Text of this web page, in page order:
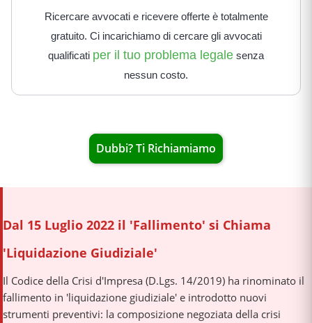
Ricercare avvocati e ricevere offerte è totalmente
gratuito. Ci incarichiamo di cercare gli avvocati
qualificati per il tuo problema legale senza
nessun costo.
Dubbi? Ti Richiamiamo
Dal 15 Luglio 2022 il 'Fallimento' si Chiama
'Liquidazione Giudiziale'
Il Codice della Crisi d'Impresa (D.Lgs. 14/2019) ha rinominato il
fallimento in 'liquidazione giudiziale' e introdotto nuovi
strumenti preventivi: la composizione negoziata della crisi